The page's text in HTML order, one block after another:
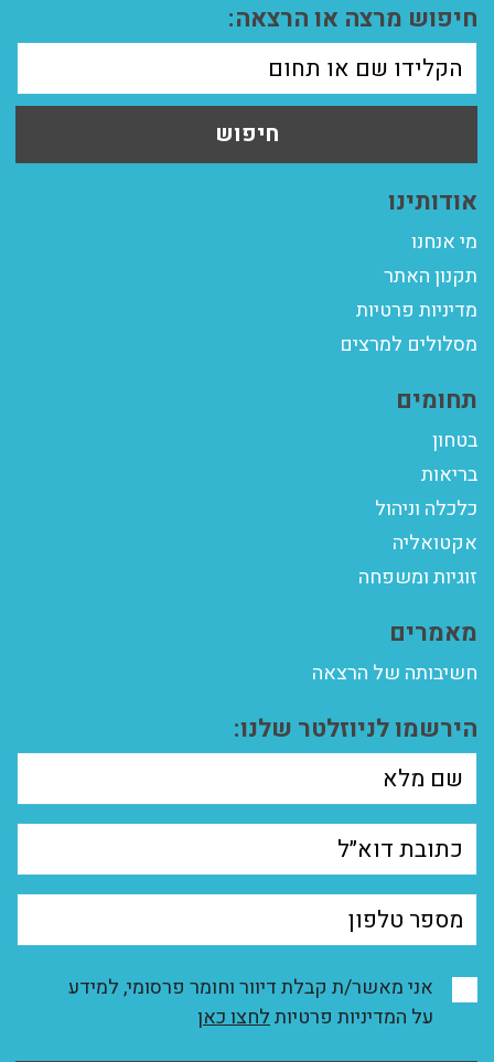
חיפוש מרצה או הרצאה:
חיפוש
אודותינו
מי אנחנו
תקנון האתר
מדיניות פרטיות
מסלולים למרצים
תחומים
בטחון
בריאות
כלכלה וניהול
אקטואליה
זוגיות ומשפחה
מאמרים
חשיבותה של הרצאה
הירשמו לניוזלטר שלנו:
אני מאשר/ת קבלת דיוור וחומר פרסומי, למידע
על המדיניות פרטיותלחצו כאן